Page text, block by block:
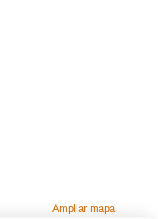
Ampliar mapa